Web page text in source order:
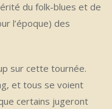
du folk-blues et de
l’époque) des
sur cette tournée.
et tous se voient
certains jugeront